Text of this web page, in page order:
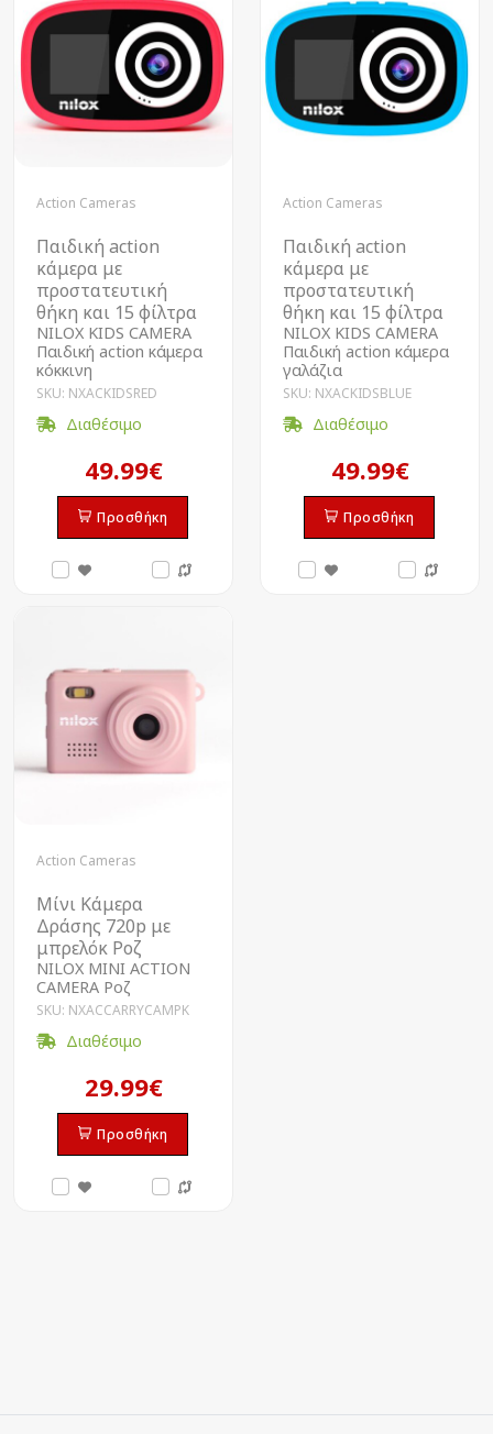
Action Cameras
Παιδική action
κάμερα με
προστατευτική
θήκη και 15 φίλτρα
NILOX KIDS CAMERA
Παιδική action κάμερα
κόκκινη
SKU: NXACKIDSRED
Διαθέσιμο
49.99€
Προσθήκη
Action Cameras
Παιδική action
κάμερα με
προστατευτική
θήκη και 15 φίλτρα
NILOX KIDS CAMERA
Παιδική action κάμερα
γαλάζια
SKU: NXACKIDSBLUE
Διαθέσιμο
49.99€
Προσθήκη
Action Cameras
Μίνι Κάμερα
Δράσης 720p με
μπρελόκ Ροζ
NILOX MINI ACTION
CAMERA Ροζ
SKU: NXACCARRYCAMPK
Διαθέσιμο
29.99€
Προσθήκη